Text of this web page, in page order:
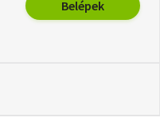
Belépek